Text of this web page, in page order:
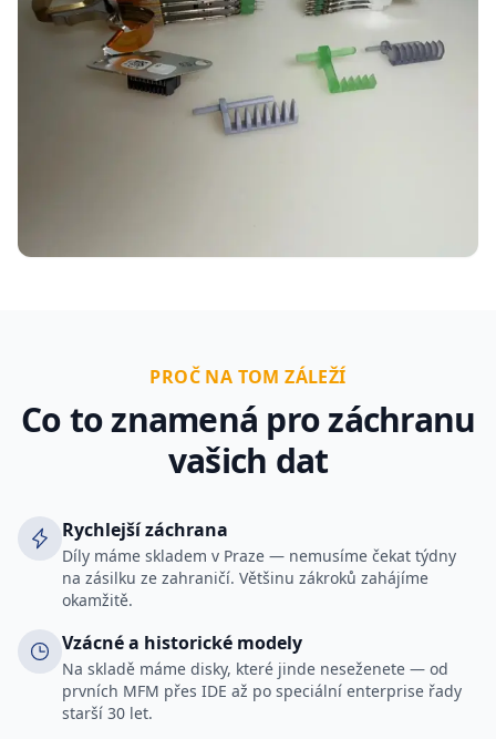
PROČ NA TOM ZÁLEŽÍ
Co to znamená pro záchranu
vašich dat
Rychlejší záchrana
Díly máme skladem v Praze — nemusíme čekat týdny
na zásilku ze zahraničí. Většinu zákroků zahájíme
okamžitě.
Vzácné a historické modely
Na skladě máme disky, které jinde neseženete — od
prvních MFM přes IDE až po speciální enterprise řady
starší 30 let.